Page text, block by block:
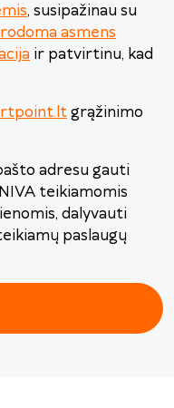
, susipažinau su
asmens
ir patvirtinu, kad
grąžinimo
adresu gauti
teikiamomis
dalyvauti
paslaugų